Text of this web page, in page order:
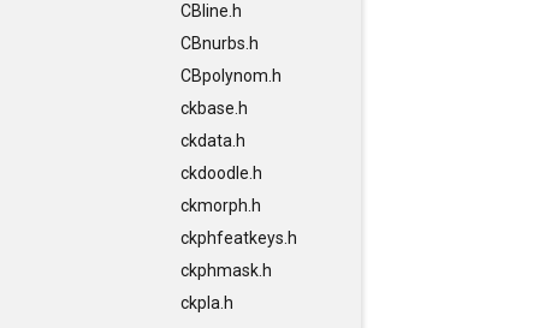
CBline.h
CBnurbs.h
CBpolynom.h
ckbase.h
ckdata.h
ckdoodle.h
ckmorph.h
ckphfeatkeys.h
ckphmask.h
ckpla.h